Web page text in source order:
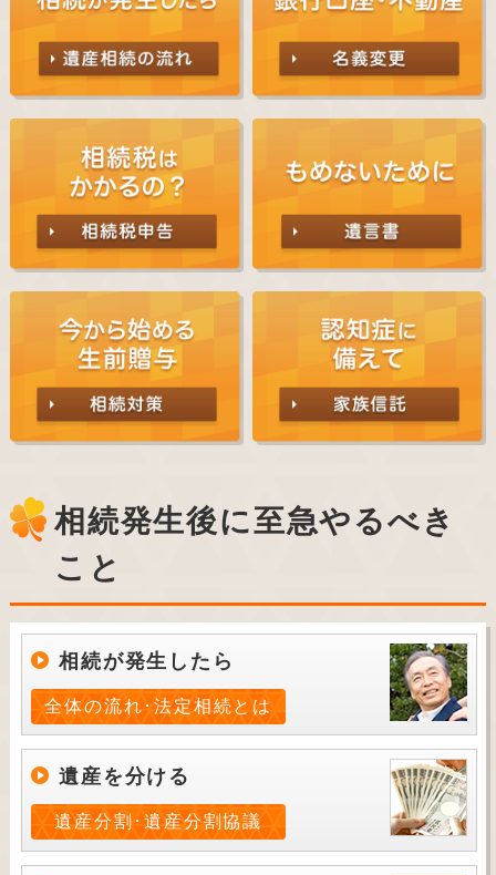
相続発生後に至急やるべき
こと
相続が発生したら
全体の流れ･法定相続とは
遺産を分ける
遺産分割･遺産分割協議